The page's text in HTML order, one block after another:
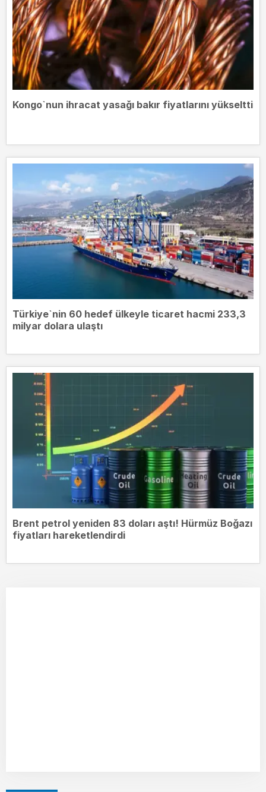
Kongo`nun ihracat yasağı bakır fiyatlarını yükseltti
Türkiye`nin 60 hedef ülkeyle ticaret hacmi 233,3
milyar dolara ulaştı
Brent petrol yeniden 83 doları aştı! Hürmüz Boğazı
fiyatları hareketlendirdi